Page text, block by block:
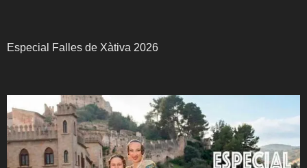
Especial Falles de Xàtiva 2026